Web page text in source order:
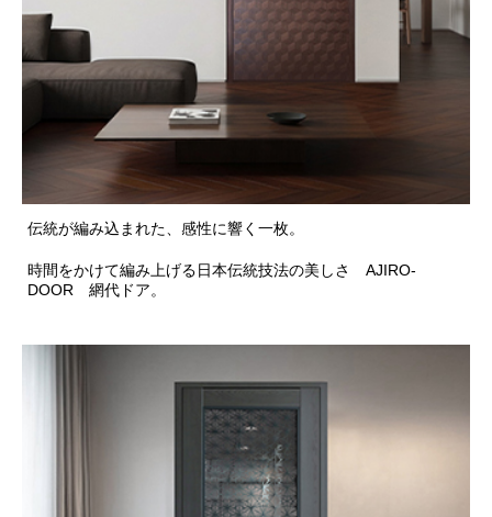
伝統が編み込まれた、感性に響く一枚。
時間をかけて編み上げる日本伝統技法の美しさ AJIRO-
DOOR 網代ドア。